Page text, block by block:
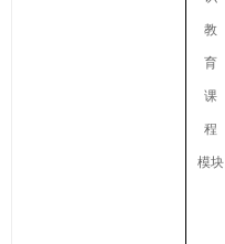
教
育
课
程
模块